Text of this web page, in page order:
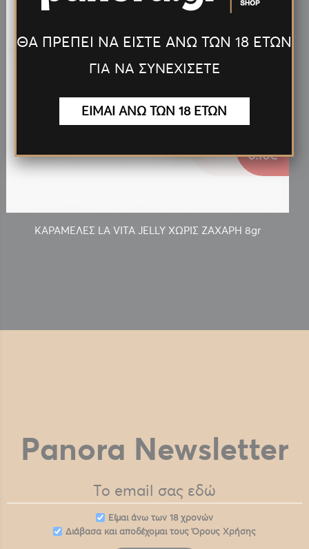
ΚΑΡΑΜΕΛΕΣ LA VITA JELLY ΧΩΡΙΣ ΖΑΧΑΡΗ 8gr
0.10€
Panora Newsletter
Eίμαι άνω των 18 χρονών
Διάβασα και αποδέχομαι τουςΌρους Χρήσης
ΘΑ ΠΡΕΠΕΙ ΝΑ ΕΙΣΤΕ ΑΝΩ ΤΩΝ 18 ΕΤΩΝ
ΓΙΑ ΝΑ ΣΥΝΕΧΙΣΕΤΕ
ΕΙΜΑΙ ΑΝΩ ΤΩΝ 18 ΕΤΩΝ